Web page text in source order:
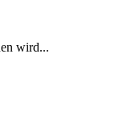
wird...